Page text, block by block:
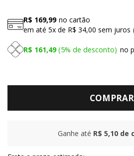
R$ 169,99 no cartão
em até 5x de R$ 34,00 sem juros
R$ 161,49 no
5% de desconto
COMPRAR
Ganhe até R$ 5,10 de